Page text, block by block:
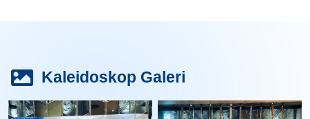
Kaleidoskop Galeri